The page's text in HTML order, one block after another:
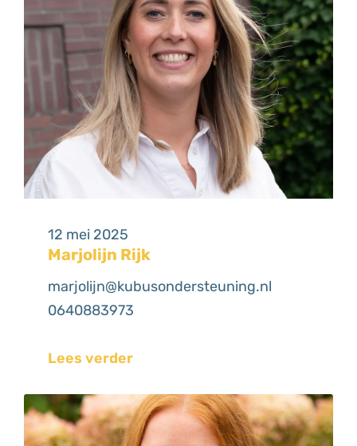
12 mei 2025
Marjolijn Rijk
marjolijn@kubusondersteuning.nl
0640883973
Lees verder